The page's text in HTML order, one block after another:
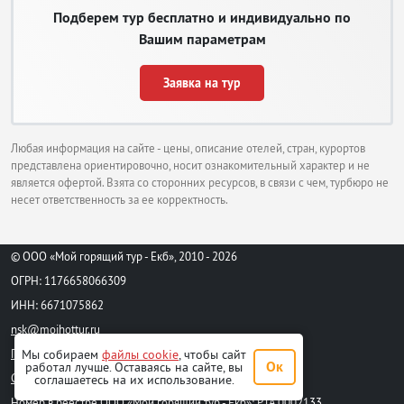
Подберем тур бесплатно и индивидуально по
Вашим параметрам
Заявка на тур
Любая информация на сайте - цены, описание отелей, стран, курортов
представлена ориентировочно, носит ознакомительный характер и не
является офертой. Взята со сторонних ресурсов, в связи с чем, турбюро не
несет ответственность за ее корректность.
© ООО «Мой горящий тур - Екб», 2010 - 2026
ОГРН: 1176658066309
ИНН: 6671075862
nsk@moihottur.ru
Пользовательское соглашение
Стандартный договор на турпродукт
Мы собираем файлы cookie, чтобы сайт
работал лучше. Оставаясь на сайте, вы
соглашаетесь на их использование.
Ок